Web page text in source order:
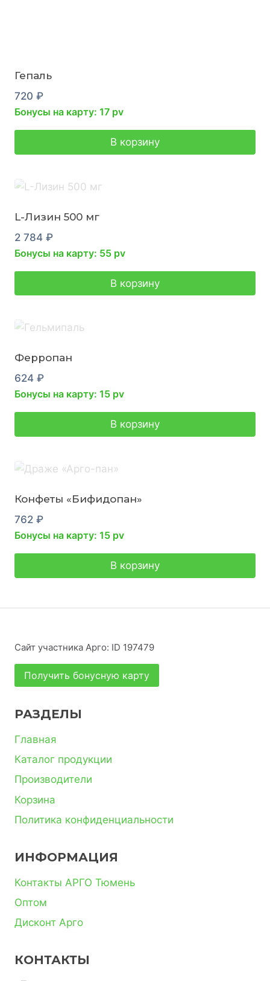
Гепаль
720 ₽
Бонусы на карту: 17 pv
В корзину
L-Лизин 500 мг
2 784 ₽
Бонусы на карту: 55 pv
В корзину
Ферропан
624 ₽
Бонусы на карту: 15 pv
В корзину
Конфеты «Бифидопан»
762 ₽
Бонусы на карту: 15 pv
В корзину
Сайт участника Арго: ID 197479
Получить бонусную карту
РАЗДЕЛЫ
Главная
Каталог продукции
Производители
Корзина
Политика конфиденциальности
ИНФОРМАЦИЯ
Контакты АРГО Тюмень
Оптом
Дисконт Арго
КОНТАКТЫ